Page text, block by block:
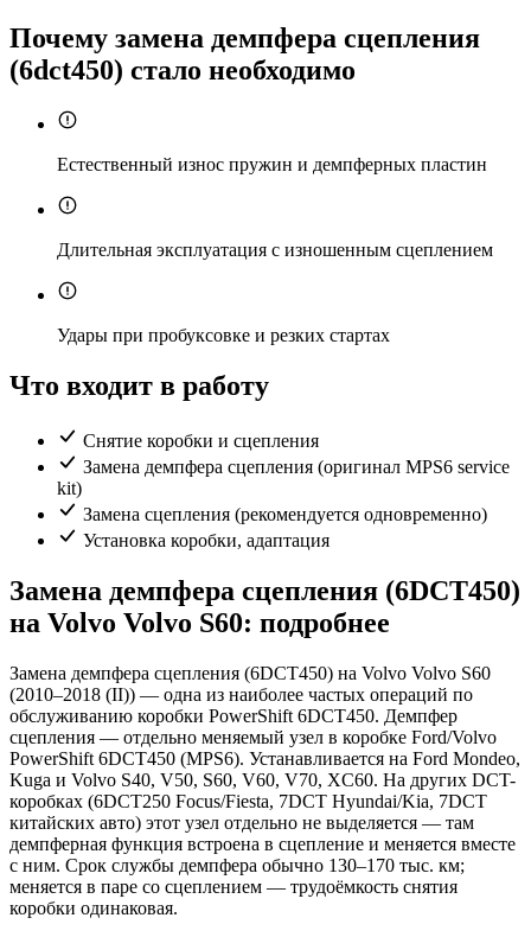
Почему замена демпфера сцепления
(6dct450) стало необходимо
Естественный износ пружин и демпферных пластин
Длительная эксплуатация с изношенным сцеплением
Удары при пробуксовке и резких стартах
Что входит в работу
Снятие коробки и сцепления
Замена демпфера сцепления (оригинал MPS6 service
kit)
Замена сцепления (рекомендуется одновременно)
Установка коробки, адаптация
Замена демпфера сцепления (6DCT450)
на Volvo Volvo S60: подробнее
Замена демпфера сцепления (6DCT450) на Volvo Volvo S60
(2010–2018 (II)) — одна из наиболее частых операций по
обслуживанию коробки PowerShift 6DCT450. Демпфер
сцепления — отдельно меняемый узел в коробке Ford/Volvo
PowerShift 6DCT450 (MPS6). Устанавливается на Ford Mondeo,
Kuga и Volvo S40, V50, S60, V60, V70, XC60. На других DCT-
коробках (6DCT250 Focus/Fiesta, 7DCT Hyundai/Kia, 7DCT
китайских авто) этот узел отдельно не выделяется — там
демпферная функция встроена в сцепление и меняется вместе
с ним. Срок службы демпфера обычно 130–170 тыс. км;
меняется в паре со сцеплением — трудоёмкость снятия
коробки одинаковая.